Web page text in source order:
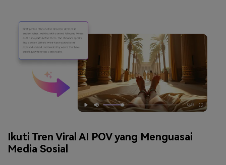
Ikuti Tren Viral AI POV yang Menguasai
Media Sosial